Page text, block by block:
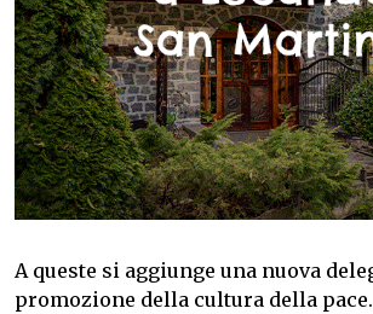
A queste si aggiunge una nuova
promozione della cultura della